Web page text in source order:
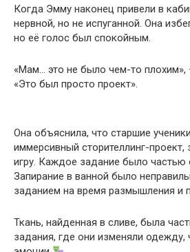
Когда Эмму наконец привели в
нервной, но не испуганной. Она
но её голос был спокойным.
«Мам… это не было чем-то плохим»,
«Это был просто проект».
Она объяснила, что старшие
иммерсивный сторителлинг-
игру. Каждое задание было частью
Запирание в ванной было
заданием на время размышления и
Ткань, найденная в сливе, была
задания, где они изменяли